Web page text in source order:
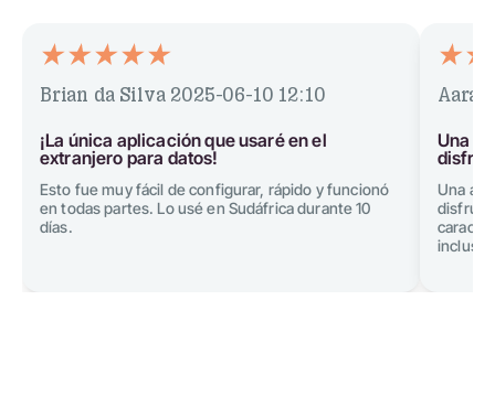
Brian da Silva 2025-06-10 12:10
¡La única aplicación que usaré en el
extranjero para datos!
Esto fue muy fácil de configurar, rápido y funcionó
en todas partes. Lo usé en Sudáfrica durante 10
días.
Aarav
Una
Una
incluso